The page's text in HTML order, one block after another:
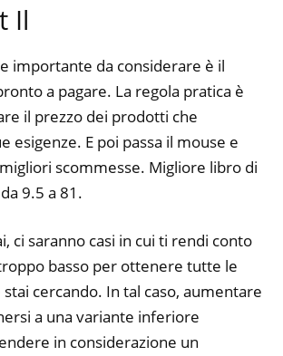
Il
importante da considerare è il
a pagare. La regola pratica è
il prezzo dei prodotti che
esigenze. E poi passa il mouse e
scommesse. Migliore libro di
9.5 a 81.
ci saranno casi in cui ti rendi conto
basso per ottenere tutte le
cercando. In tal caso, aumentare
a una variante inferiore
in considerazione un